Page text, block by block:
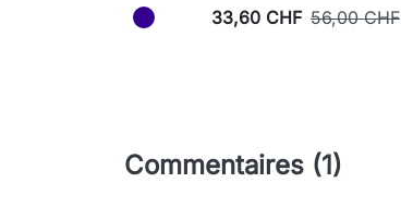
33,60 CHF 56,00 CHF
Commentaires (1)